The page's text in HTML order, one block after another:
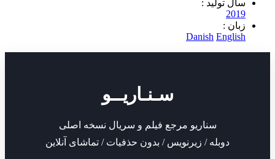
:
Danish
سـنـاریــو
سناریو مرجع فیلم و سریال نسخه اصلی
دوبله / زیرنویس / بدون حذفیات / تماشای آنلاین